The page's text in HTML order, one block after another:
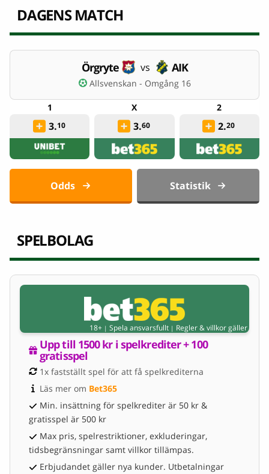
DAGENS MATCH
Örgryte vs AIK
Allsvenskan - Omgång 16
3.10 3.60 2.20
Odds Statistik
SPELBOLAG
18+ | Spela ansvarsfullt | Regler & villkor gäller
Upp till 1500 kr i spelkrediter + 100
gratisspel
1x fastställt spel för att få spelkrediterna
Läs mer om Bet365
Min. insättning för spelkrediter är 50 kr &
gratisspel är 500 kr
Max pris, spelrestriktioner, exkluderingar,
tidsbegränsningar samt villkor tillämpas.
Erbjudandet gäller nya kunder. Utbetalningar